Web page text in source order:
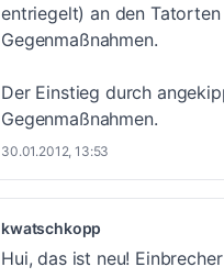
entriegelt) an den
Gegenmaßnahmen.
Der Einstieg durch
Gegenmaßnahmen.
30.01.2012, 13:53
kwatschkopp
Hui, das ist neu!